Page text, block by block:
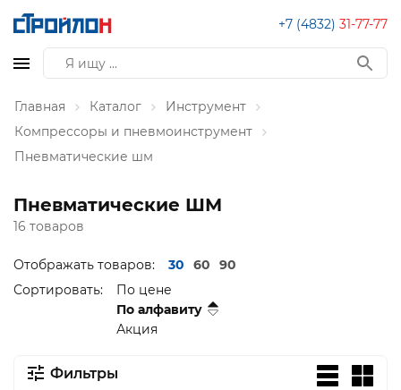
+7 (4832) 31-77-77
Главная Каталог
Инструмент
Компрессоры и пневмоинструмент
Пневматические шм
Пневматические ШМ
16 товаров
Отображать товаров: 30 60
90
Сортировать:
По цене
По алфавиту
Акция
Фильтры